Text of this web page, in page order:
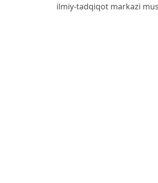
ilmiy-tadqiqot markazi